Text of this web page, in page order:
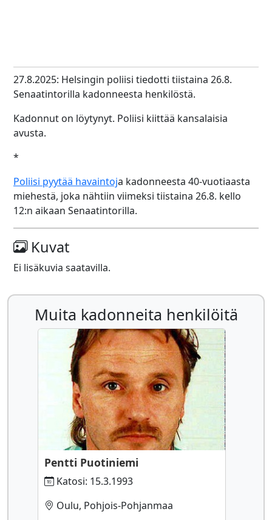
27.8.2025: Helsingin poliisi tiedotti tiistaina 26.8.
Senaatintorilla kadonneesta henkilöstä.
Kadonnut on löytynyt. Poliisi kiittää kansalaisia
avusta.
*
Poliisi pyytää havaintoja kadonneesta 40-vuotiaasta
miehestä, joka nähtiin viimeksi tiistaina 26.8. kello
12:n aikaan Senaatintorilla.
Kuvat
Ei lisäkuvia saatavilla.
Muita kadonneita henkilöitä
Pentti Puotiniemi
Katosi: 15.3.1993
Oulu, Pohjois-Pohjanmaa